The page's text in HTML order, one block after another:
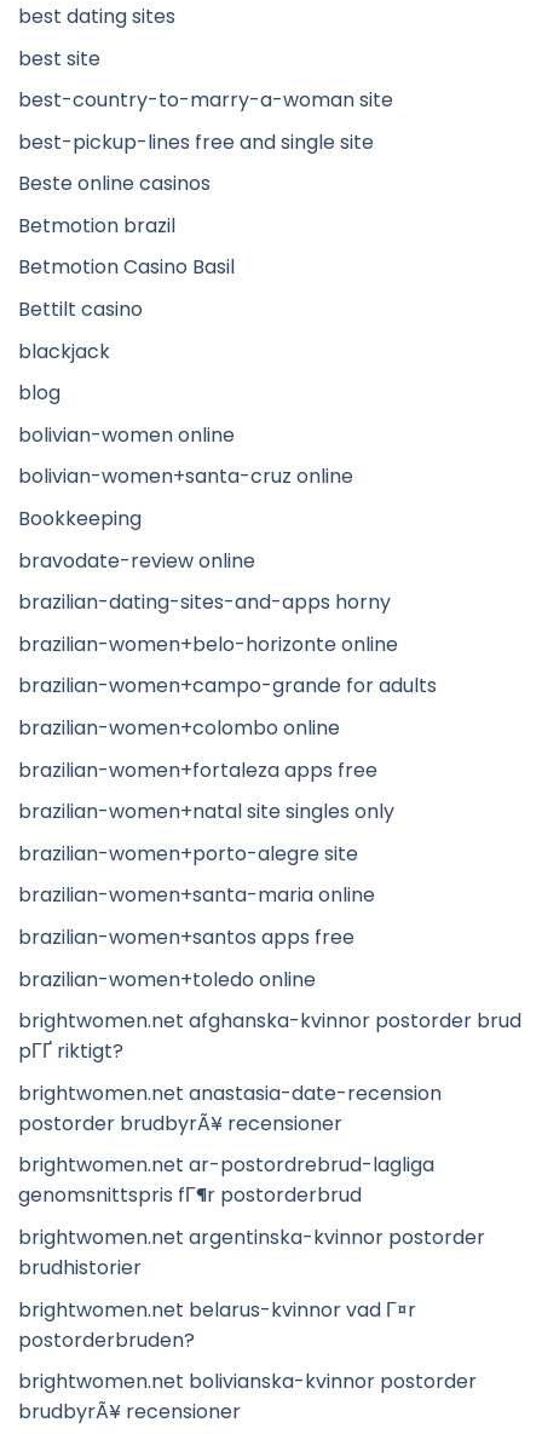
best dating sites
best site
best-country-to-marry-a-woman site
best-pickup-lines free and single site
Beste online casinos
Betmotion brazil
Betmotion Casino Basil
Bettilt casino
blackjack
blog
bolivian-women online
bolivian-women+santa-cruz online
Bookkeeping
bravodate-review online
brazilian-dating-sites-and-apps horny
brazilian-women+belo-horizonte online
brazilian-women+campo-grande for adults
brazilian-women+colombo online
brazilian-women+fortaleza apps free
brazilian-women+natal site singles only
brazilian-women+porto-alegre site
brazilian-women+santa-maria online
brazilian-women+santos apps free
brazilian-women+toledo online
brightwomen.net afghanska-kvinnor postorder brud
pГҐ riktigt?
brightwomen.net anastasia-date-recension
postorder brudbyrÃ¥ recensioner
brightwomen.net ar-postordrebrud-lagliga
genomsnittspris fГ¶r postorderbrud
brightwomen.net argentinska-kvinnor postorder
brudhistorier
brightwomen.net belarus-kvinnor vad Г¤r
postorderbruden?
brightwomen.net bolivianska-kvinnor postorder
brudbyrÃ¥ recensioner